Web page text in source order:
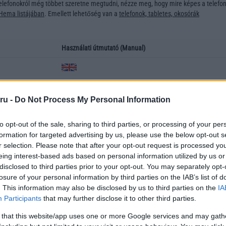
- Do Not Process My Personal Information
opt-out of the sale, sharing to third parties, or processing of your
for targeted advertising by us, please use the below opt-out
selection. Please note that after your opt-out request is processed
interest-based ads based on personal information utilized by us
to third parties prior to your opt-out. You may separately
of your personal information by third parties on the IAB’s list of
This information may also be disclosed by us to third parties on the
Participants that may further disclose it to other third parties.
that this website/app uses one or more Google services and may
még többet szeretne megtudni, nézze meg, hogy mire képes a
listájában . Emellett lehetőség van a telefonok, tabletes, okosórák
Használati útmutató (Manual)
vannak. A PDF fájlok az INGYENES Acrobat Reader nevű programmal
le.
útmutatót? Írjon nekünk azinfo@telefonguru.huemailcímre, és
leírást. Igyekszünk rendszeresen frissíteni ezt az adatbázist, mivel úgy
pdf formátumban is elérhetőek a telefonok használati útmutatói